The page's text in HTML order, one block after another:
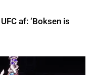
af: ‘Boksen is